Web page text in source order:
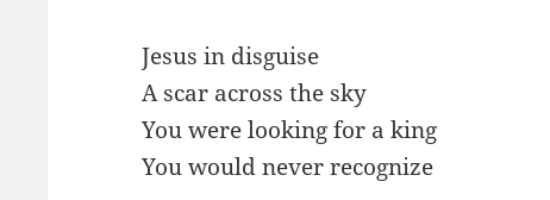
Jesus in disguise
A scar across the sky
You were looking for a king
You would never recognize